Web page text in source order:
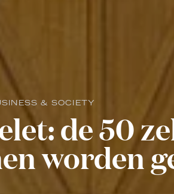
& SOCIETY
de 50
worden